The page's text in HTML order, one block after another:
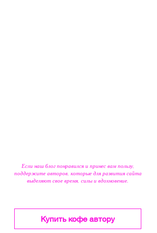
Если наш блог понравился и принес вам пользу,
поддержите авторов, которые для развития сайта
выделяют свое время, силы и вдохновение.
Купить кофе автору